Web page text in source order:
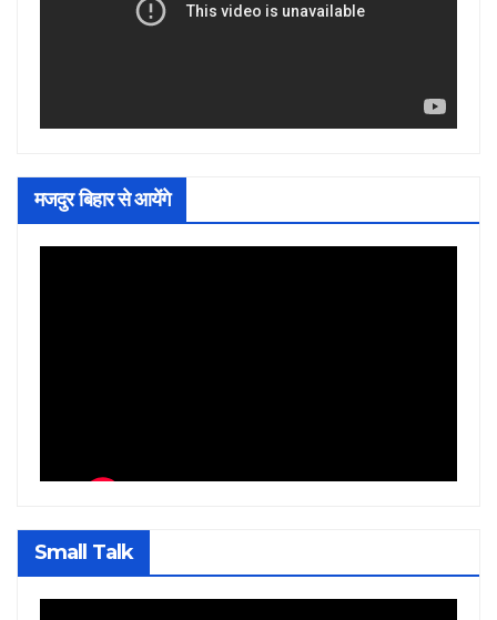
मजदुर बिहार से आयेंगे
Small Talk